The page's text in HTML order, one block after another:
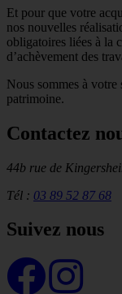
Et pour que votre
nos nouvelles
obligatoires liées à la
d’achèvement des
Nous sommes à
patrimoine.
Contactez
44b rue de
Tél : 03 89 52 87 68
Suivez nous